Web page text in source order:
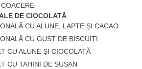
DE CIOCOLATĂ
CU ALUNE, LAPTE ȘI CACAO
CU GUST DE BISCUIȚI
CU ALUNE ȘI CIOCOLATĂ
CU TAHINI DE SUSAN